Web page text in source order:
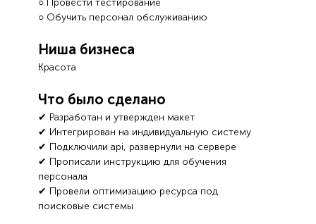
○ Провести тестирование
○ Обучить персонал обслуживанию
Ниша бизнеса
Красота
Что было сделано
✔ Разработан и утвержден макет
✔ Интегрирован на индивидуальную систему
✔ Подключили api, развернули на сервере
✔ Прописали инструкцию для обучения
персонала
✔ Провели оптимизацию ресурса под
поисковые системы